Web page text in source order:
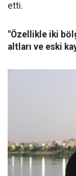
etti.
"Özellikle iki
altları ve eski